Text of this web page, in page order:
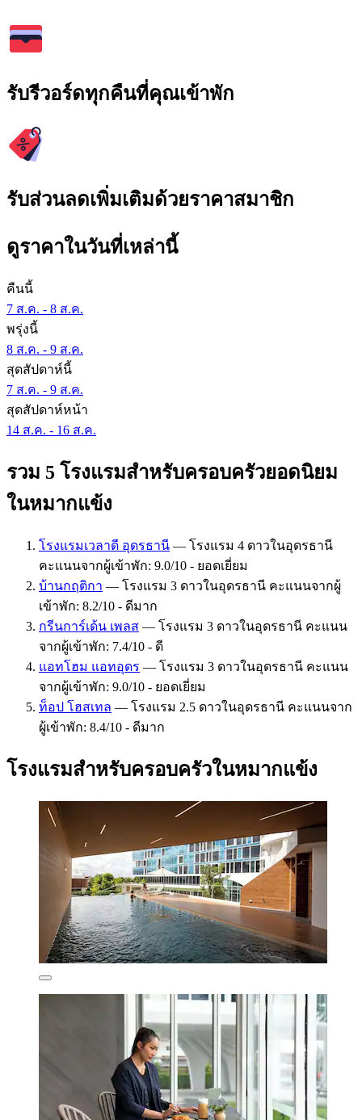
รับรีวอร์ดทุกคืนที่คุณเข้าพัก
รับส่วนลดเพิ่มเติมด้วยราคาสมาชิก
ดูราคาในวันที่เหล่านี้
คืนนี้
7 ส.ค. - 8 ส.ค.
พรุ่งนี้
8 ส.ค. - 9 ส.ค.
สุดสัปดาห์นี้
7 ส.ค. - 9 ส.ค.
สุดสัปดาห์หน้า
14 ส.ค. - 16 ส.ค.
รวม 5 โรงแรมสำหรับครอบครัวยอดนิยม
ในหมากแข้ง
โรงแรมเวลาดี อุดรธานี — โรงแรม 4 ดาวในอุดรธานี
คะแนนจากผู้เข้าพัก: 9.0/10 - ยอดเยี่ยม
บ้านกฤติกา — โรงแรม 3 ดาวในอุดรธานี คะแนนจากผู้
เข้าพัก: 8.2/10 - ดีมาก
กรีนการ์เด้น เพลส — โรงแรม 3 ดาวในอุดรธานี คะแนน
จากผู้เข้าพัก: 7.4/10 - ดี
แอทโฮม แอทอุดร — โรงแรม 3 ดาวในอุดรธานี คะแนน
จากผู้เข้าพัก: 9.0/10 - ยอดเยี่ยม
ท็อป โฮสเทล — โรงแรม 2.5 ดาวในอุดรธานี คะแนนจาก
ผู้เข้าพัก: 8.4/10 - ดีมาก
โรงแรมสำหรับครอบครัวในหมากแข้ง